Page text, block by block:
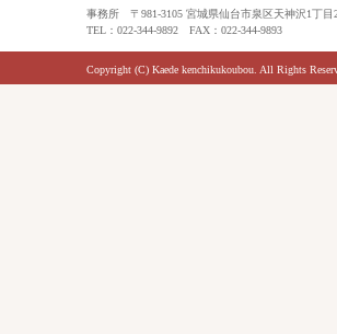
事務所 〒981-3105 宮城県仙台市泉区天神沢1丁目
TEL：022-344-9892 FAX：022-344-9893
Copyright (C) Kaede kenchikukoubou. All Rights